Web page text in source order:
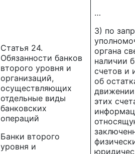
Статья 24.
Обязанности банков
второго уровня и
организаций,
осуществляющих
отдельные виды
банковских
операций
Банки второго
уровня и
…
3) по
органа
наличии
счетов и
об
движении
этих